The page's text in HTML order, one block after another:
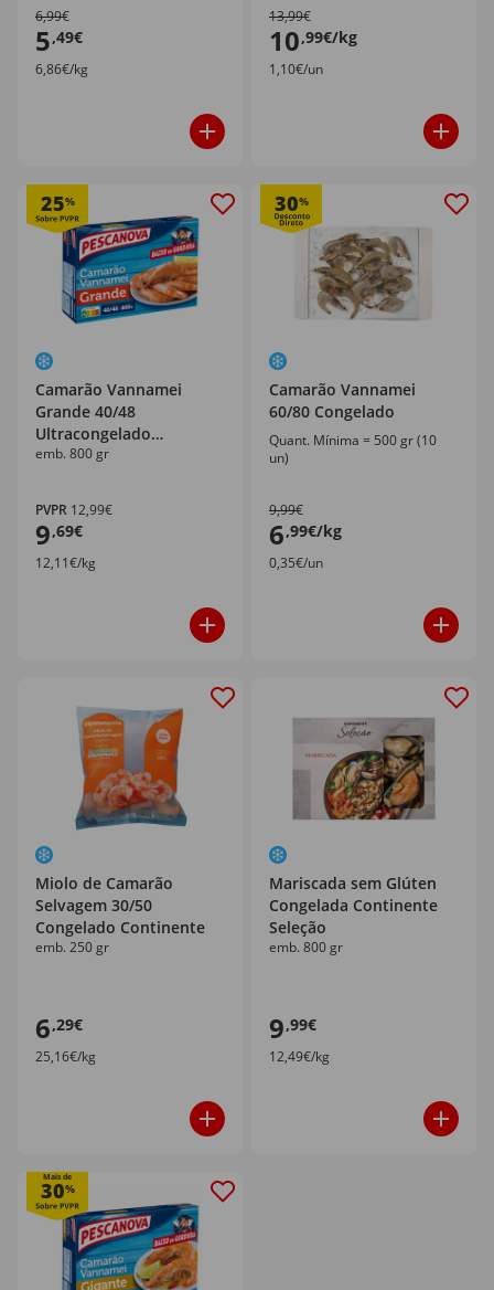
6,99€
5,49€
6,86€/kg
13,99€
10,99€/kg
1,10€/un
25%
Camarão Vannamei
Grande 40/48
Ultracongelado
Pescanova
emb. 800 gr
PVPR 12,99€
9,69€
12,11€/kg
30%
Camarão Vannamei
60/80 Congelado
Quant. Mínima = 500 gr (10
un)
9,99€
6,99€/kg
0,35€/un
Miolo de Camarão
Selvagem 30/50
Congelado Continente
emb. 250 gr
6,29€
25,16€/kg
Mariscada sem Glúten
Congelada Continente
Seleção
emb. 800 gr
9,99€
12,49€/kg
Mais de
30%